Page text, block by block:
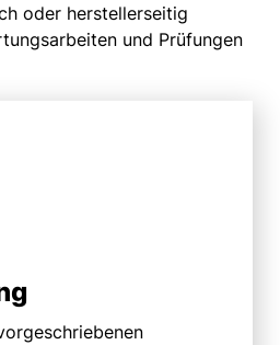
oder herstellerseitig
und Prüfungen